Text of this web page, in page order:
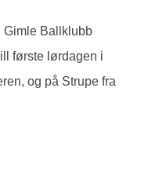
Gimle Ballklubb
første lørdagen i
og på Strupe fra